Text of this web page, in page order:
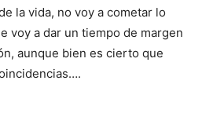
la vida, no voy a cometar lo
voy a dar un tiempo de margen
aunque bien es cierto que